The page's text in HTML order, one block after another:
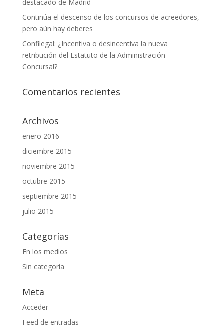
Continúa el descenso de los concursos de acreedores,
pero aún hay deberes
Confilegal: ¿Incentiva o desincentiva la nueva
retribución del Estatuto de la Administración
Concursal?
Comentarios recientes
Archivos
enero 2016
diciembre 2015
noviembre 2015
octubre 2015
septiembre 2015
julio 2015
Categorías
En los medios
Sin categoría
Meta
Acceder
Feed de entradas